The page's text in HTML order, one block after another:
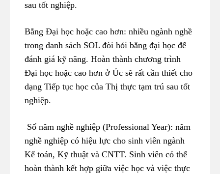
sau tốt nghiệp.
Bằng Đại học hoặc cao hơn: nhiều ngành nghề
trong danh sách SOL đòi hỏi bằng đại học để
đánh giá kỹ năng. Hoàn thành chương trình
Đại học hoặc cao hơn ở Úc sẽ rất cần thiết cho
dạng Tiếp tục học của Thị thực tạm trú sau tốt
nghiệp.
Số năm nghề nghiệp (Professional Year): năm
nghề nghiệp có hiệu lực cho sinh viên ngành
Kế toán, Kỹ thuật và CNTT. Sinh viên có thể
hoàn thành kết hợp giữa việc học và việc thực